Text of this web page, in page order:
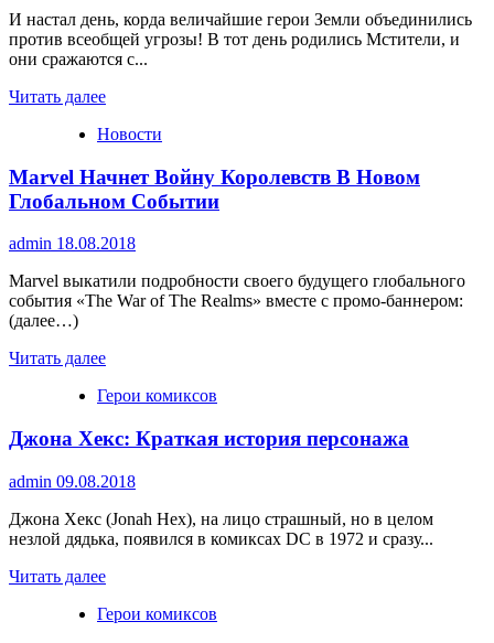
И настал день, корда величайшие герои Земли объединились
против всеобщей угрозы! В тот день родились Мстители, и
они сражаются с...
Читать далееПрочитать
о
Мстители
против
Людей
Икс
Новости
Marvel Начнет Войну Королевств В Новом
Глобальном Событии
admin 18.08.2018
Marvel выкатили подробности своего будущего глобального
события «The War of The Realms» вместе с промо-баннером:
(далее…)
Читать далееПрочитать
о
Начнет
Войну
Королевств
В
Новом
Глобальном
Герои комиксов
Джона Хекс: Краткая история персонажа
admin 09.08.2018
Джона Хекс (Jonah Hex), на лицо страшный, но в целом
незлой дядька, появился в комиксах DC в 1972 и сразу...
Читать далееПрочитать
о
Герои комиксов